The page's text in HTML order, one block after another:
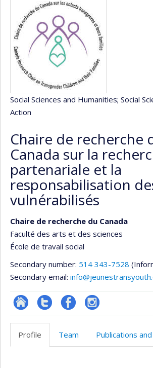
Social Sciences and Humanities; Social
Action
Chaire de recherche
Canada sur la
partenariale et la
responsabilisation
vulnérabilisés
Chaire de recherche du Canada
Faculté des arts et des sciences
École de travail social
Secondary number: 514 343-7528
Secondary email:
Site
CompteProfil Instagram
Profile
Team Publications